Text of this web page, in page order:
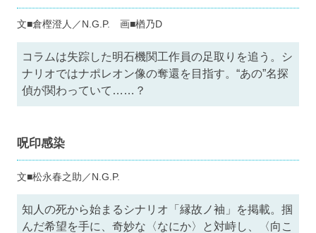
文■倉樫澄人／N.G.P. 画■楢乃D
コラムは失踪した明石機関工作員の足取りを追う。シ
ナリオではナポレオン像の奪還を目指す。“あの”名探
偵が関わっていて……？
呪印感染
文■松永春之助／N.G.P.
知人の死から始まるシナリオ「縁故ノ袖」を掲載。掴
んだ希望を手に、奇妙な〈なにか〉と対峙し、〈向こ